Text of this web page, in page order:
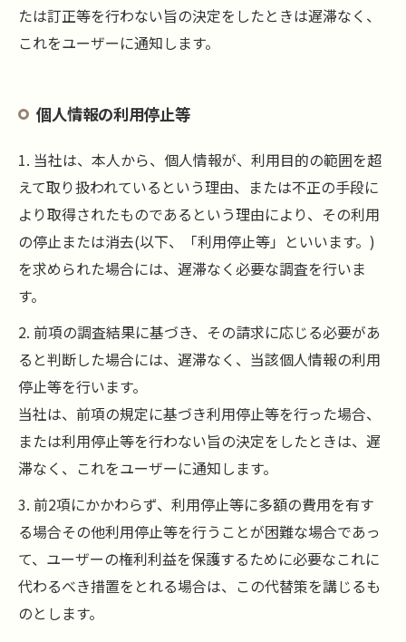
たは訂正等を行わない旨の決定をしたときは遅滞なく、
これをユーザーに通知します。
個人情報の利用停止等
1. 当社は、本人から、個人情報が、利用目的の範囲を超
えて取り扱われているという理由、または不正の手段に
より取得されたものであるという理由により、その利用
の停止または消去(以下、「利用停止等」といいます。)
を求められた場合には、遅滞なく必要な調査を行いま
す。
2. 前項の調査結果に基づき、その請求に応じる必要があ
ると判断した場合には、遅滞なく、当該個人情報の利用
停止等を行います。
当社は、前項の規定に基づき利用停止等を行った場合、
または利用停止等を行わない旨の決定をしたときは、遅
滞なく、これをユーザーに通知します。
3. 前2項にかかわらず、利用停止等に多額の費用を有す
る場合その他利用停止等を行うことが困難な場合であっ
て、ユーザーの権利利益を保護するために必要なこれに
代わるべき措置をとれる場合は、この代替策を講じるも
のとします。